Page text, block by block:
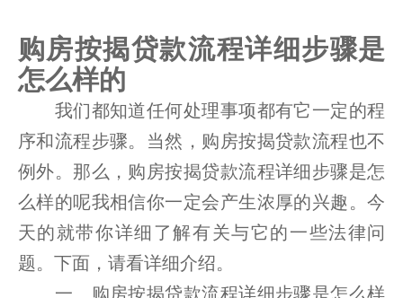
购房按揭贷款流程详细步骤是
怎么样的
我们都知道任何处理事项都有它一定的程
序和流程步骤。当然，购房按揭贷款流程也不
例外。那么，购房按揭贷款流程详细步骤是怎
么样的呢我相信你一定会产生浓厚的兴趣。今
天的就带你详细了解有关与它的一些法律问
题。下面，请看详细介绍。
一、购房按揭贷款流程详细步骤是怎么样